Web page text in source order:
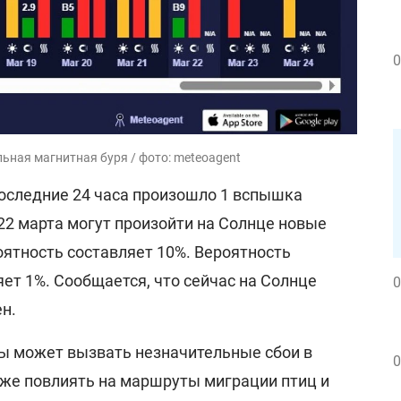
магнитная буря / фото: meteoagent
24 часа произошло 1 вспышка
марта могут произойти на Солнце новые
составляет 10%. Вероятность
1%. Сообщается, что сейчас на Солнце
может вызвать незначительные сбои в
повлиять на маршруты миграции птиц и